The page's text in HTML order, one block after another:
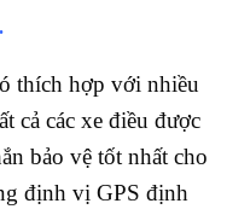
hợp với nhiều
cả các xe điều được
bảo vệ tốt nhất cho
định vị GPS định